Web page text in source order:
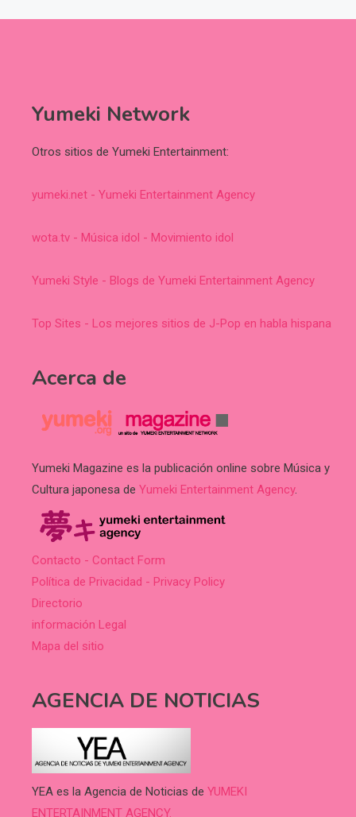
Yumeki Network
Otros sitios de Yumeki Entertainment:
yumeki.net - Yumeki Entertainment Agency
wota.tv - Música idol - Movimiento idol
Yumeki Style - Blogs de Yumeki Entertainment Agency
Top Sites - Los mejores sitios de J-Pop en habla hispana
Acerca de
Yumeki Magazine es la publicación online sobre Música y
Cultura japonesa de Yumeki Entertainment Agency.
Contacto - Contact Form
Política de Privacidad - Privacy Policy
Directorio
información Legal
Mapa del sitio
AGENCIA DE NOTICIAS
YEA es la Agencia de Noticias de YUMEKI
ENTERTAINMENT AGENCY.